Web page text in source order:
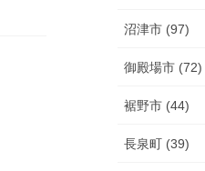
沼津市 (97)
御殿場市 (72)
裾野市 (44)
長泉町 (39)